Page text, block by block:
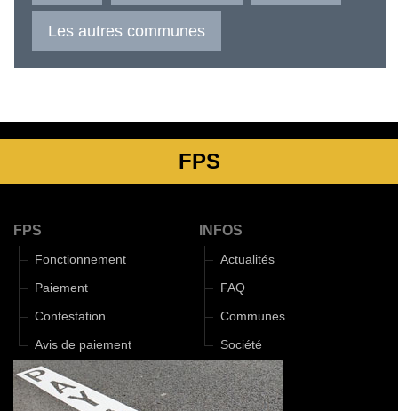
Les autres communes
FPS
FPS
Fonctionnement
Paiement
Contestation
Avis de paiement
INFOS
Actualités
FAQ
Communes
Société